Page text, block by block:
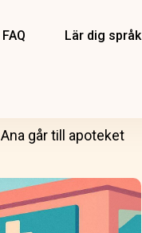
FAQ Lär dig språk
Ana går till apoteket